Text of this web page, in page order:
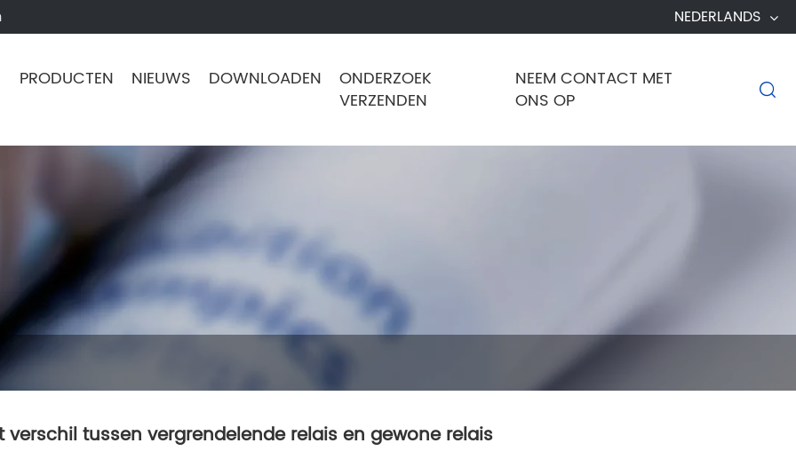
NEDERLANDS
PRODUCTEN NIEUWS DOWNLOADEN
ONDERZOEK
VERZENDEN
NEEM CONTACT MET
ONS OP

verschil tussen vergrendelende relais en gewone relais